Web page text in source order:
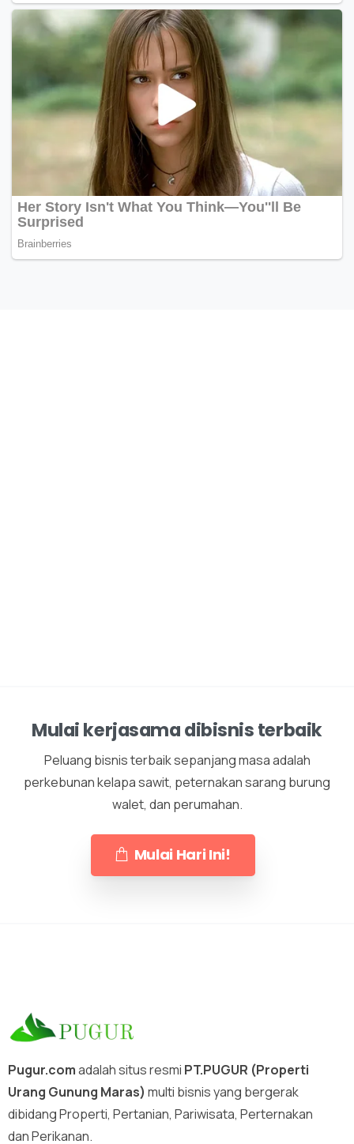
Mulai kerjasama dibisnis terbaik
Peluang bisnis terbaik sepanjang masa adalah
perkebunan kelapa sawit, peternakan sarang burung
walet, dan perumahan.
Mulai Hari Ini!
Pugur.comadalah situs resmi PT.PUGUR (Properti
Urang Gunung Maras) multi bisnis yang bergerak
dibidang Properti, Pertanian, Pariwisata, Perternakan
dan Perikanan.